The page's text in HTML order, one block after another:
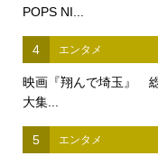
POPS NI...
4 エンタメ
映画『翔んで埼玉』
大集...
5 エンタメ